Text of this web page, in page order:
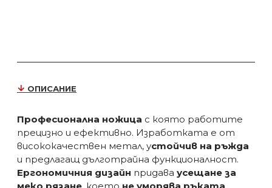
ОПИСАНИЕ
Професионална ножица с която работите
прецизно и ефективно. Изработката е от
висококачествен метал, устойчив на ръжда
и предлагащ дълготрайна функционалност.
Ергономичния дизайн придава усещане за